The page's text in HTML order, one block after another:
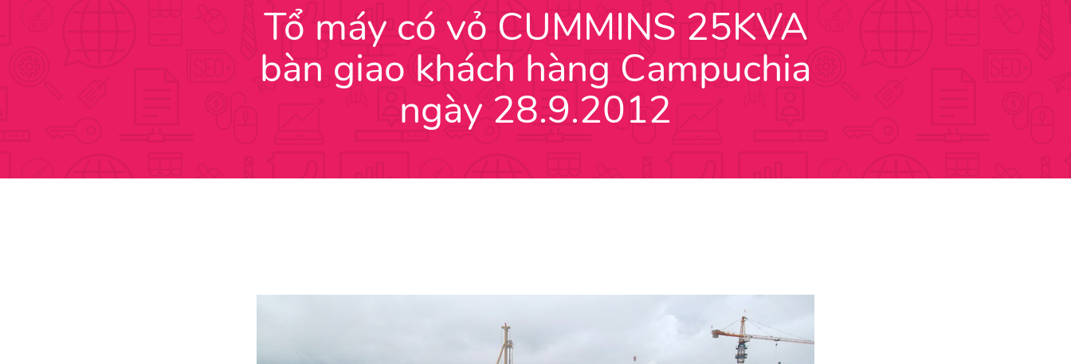
Tiếng Việt
English
中文
Tổ máy có vỏ CUMMINS 25KVA
bàn giao khách hàng Campuchia
ngày 28.9.2012